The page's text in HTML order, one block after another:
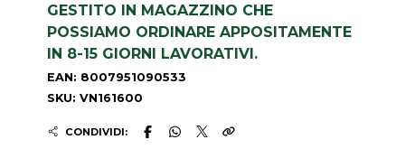
GESTITO IN MAGAZZINO CHE
POSSIAMO ORDINARE APPOSITAMENTE
IN 8-15 GIORNI LAVORATIVI.
EAN: 8007951090533
SKU: VN161600
CONDIVIDI: